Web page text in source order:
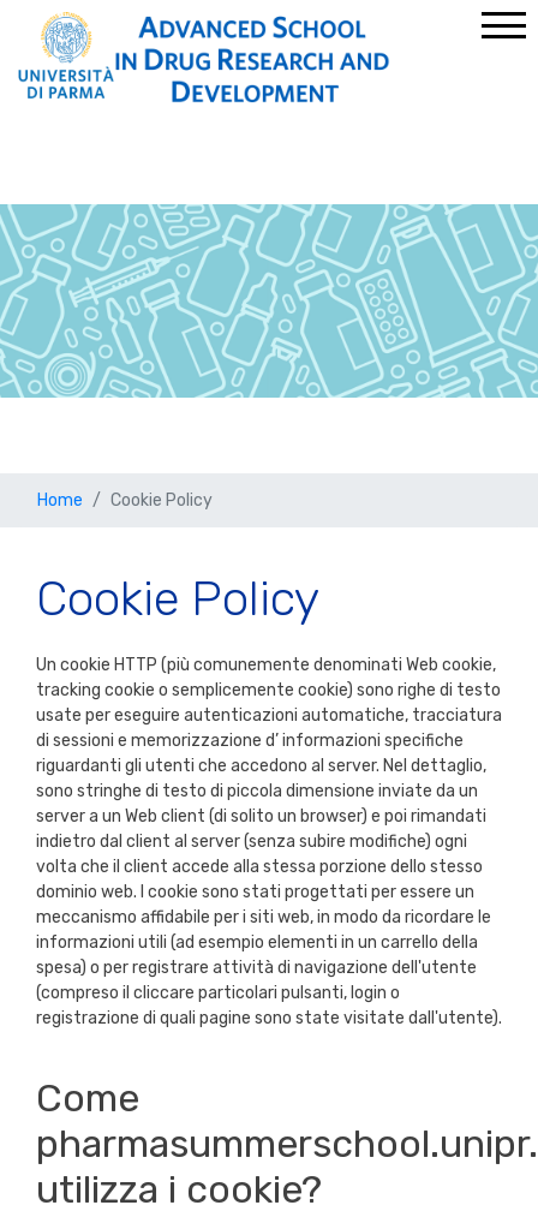
Home Cookie Policy
Cookie Policy
Un cookie HTTP (più comunemente denominati Web cookie,
tracking cookie o semplicemente cookie) sono righe di testo
usate per eseguire autenticazioni automatiche, tracciatura
di sessioni e memorizzazione d’ informazioni specifiche
riguardanti gli utenti che accedono al server. Nel dettaglio,
sono stringhe di testo di piccola dimensione inviate da un
server a un Web client (di solito un browser) e poi rimandati
indietro dal client al server (senza subire modifiche) ogni
volta che il client accede alla stessa porzione dello stesso
dominio web. I cookie sono stati progettati per essere un
meccanismo affidabile per i siti web, in modo da ricordare le
informazioni utili (ad esempio elementi in un carrello della
spesa) o per registrare attività di navigazione dell'utente
(compreso il cliccare particolari pulsanti, login o
registrazione di quali pagine sono state visitate dall'utente).
Come
utilizza i cookie?